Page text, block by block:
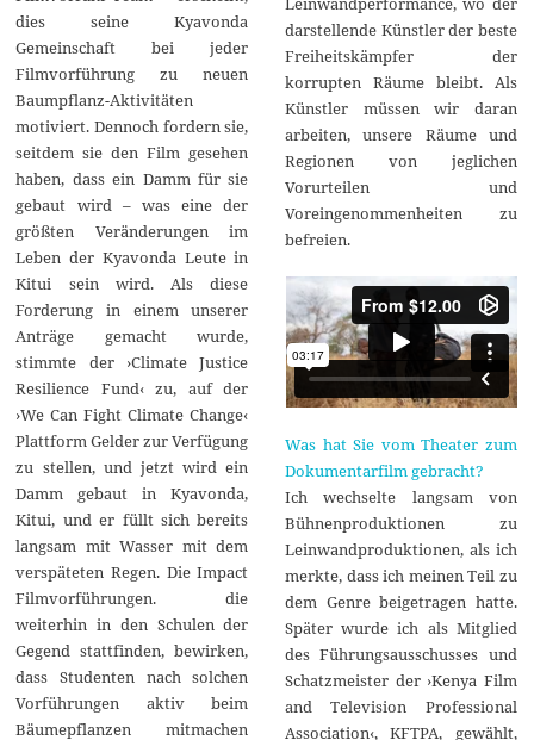
dies seine Kyavonda
Gemeinschaft bei jeder
Filmvorführung zu neuen
Baumpflanz-Aktivitäten
motiviert. Dennoch fordern sie,
seitdem sie den Film gesehen
haben, dass ein Damm für sie
gebaut wird – was eine der
größten Veränderungen im
Leben der Kyavonda Leute in
Kitui sein wird. Als diese
Forderung in einem unserer
Anträge gemacht wurde,
stimmte der ›Climate Justice
Resilience Fund‹ zu, auf der
›We Can Fight Climate Change‹
Plattform Gelder zur Verfügung
zu stellen, und jetzt wird ein
Damm gebaut in Kyavonda,
Kitui, und er füllt sich bereits
langsam mit Wasser mit dem
verspäteten Regen. Die Impact
Filmvorführungen. die
weiterhin in den Schulen der
Gegend stattfinden, bewirken,
dass Studenten nach solchen
Vorführungen aktiv beim
Bäumepflanzen mitmachen
darstellende Künstler der beste
Freiheitskämpfer der
korrupten Räume bleibt. Als
Künstler müssen wir daran
arbeiten, unsere Räume und
Regionen von jeglichen
Vorurteilen und
Voreingenommenheiten zu
befreien.
Was hat Sie vom Theater zum
Dokumentarfilm gebracht?
Ich wechselte langsam von
Bühnenproduktionen zu
Leinwandproduktionen, als ich
merkte, dass ich meinen Teil zu
dem Genre beigetragen hatte.
Später wurde ich als Mitglied
des Führungsausschusses und
Schatzmeister der ›Kenya Film
and Television Professional
Association‹, KFTPA, gewählt,